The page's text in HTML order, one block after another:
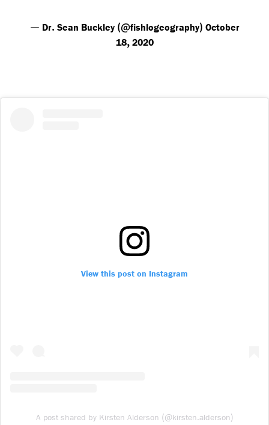
— Dr. Sean Buckley (@fishlogeography) October
18,2020
View this post on Instagram
A post shared by Kirsten Alderson (@kirsten.alderson)